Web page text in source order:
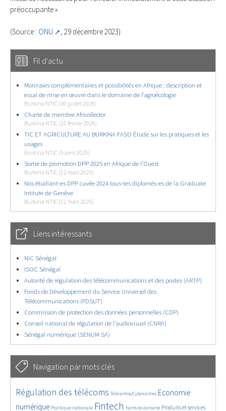
préoccupante ».
(Source : ONU , 29 décembre 2023)
Fil d'actu
Monnaies complémentaires et possibilités en Afrique : description et
essai de mise en œuvre dans le domaine de l’agroécologie
Burkina NTIC (30 juillet 2026)
Charte de membre Africollector
Burkina NTIC (25 février 2026)
TIC ET AGRICULTURE AU BURKINA FASO Étude sur les pratiques et les
usages
Burkina NTIC (9 avril 2025)
Sortie de promotion DPP 2025 en Afrique de l’Ouest
Burkina NTIC (12 mars 2025)
Nos étudiant-es DPP cuvée 2024 tous-tes diplomés-es de la Graduate
Intitute de Genève
Burkina NTIC (12 mars 2025)
Liens intéressants
NIC Sénégal
ISOC Sénégal
Autorité de régulation des télécommunications et des postes (ARTP)
Fonds de Développement du Service Universel des
Télécommunications (FDSUT)
Commission de protection des données personnelles (CDP)
Conseil national de régulation de l’audiovisuel (CNRA)
Sénégal numérique (SENUM SA)
Navigation par mots clés
4607/5729
Régulation des télécoms
380/5729 Télécentres/Cybercentres
3638/5729
Economie
numérique
1890/5729 Politique nationale
5235/5729 Fintech
681/5729 Noms de domaine
2323/5729 Produits et services
1550/5729